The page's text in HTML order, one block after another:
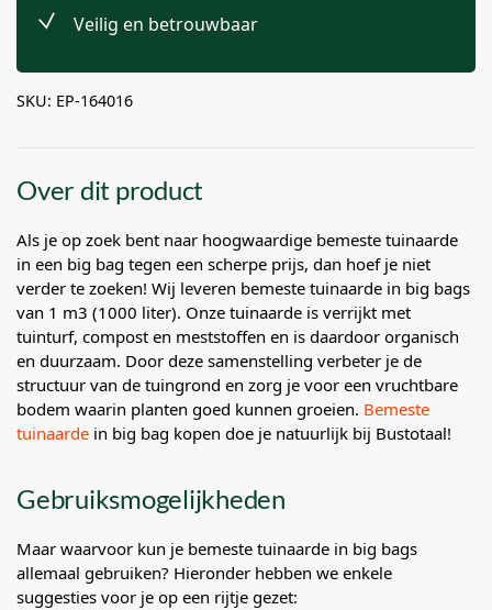
Veilig en betrouwbaar
SKU: EP-164016
Over dit product
Als je op zoek bent naar hoogwaardige bemeste tuinaarde
in een big bag tegen een scherpe prijs, dan hoef je niet
verder te zoeken! Wij leveren bemeste tuinaarde in big bags
van 1 m3 (1000 liter). Onze tuinaarde is verrijkt met
tuinturf, compost en meststoffen en is daardoor organisch
en duurzaam. Door deze samenstelling verbeter je de
structuur van de tuingrond en zorg je voor een vruchtbare
bodem waarin planten goed kunnen groeien. Bemeste
tuinaarde in big bag kopen doe je natuurlijk bij Bustotaal!
Gebruiksmogelijkheden
Maar waarvoor kun je bemeste tuinaarde in big bags
allemaal gebruiken? Hieronder hebben we enkele
suggesties voor je op een rijtje gezet: